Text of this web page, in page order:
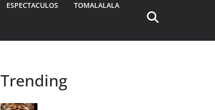
ESPECTACULOS TOMALALALA
Trending